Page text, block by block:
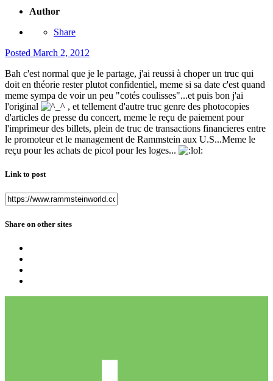
Author
Share
Posted March 2, 2012
Bah c'est normal que je le partage, j'ai reussi à choper un truc qui
doit en théorie rester plutot confidentiel, meme si sa date c'est quand
meme sympa de voir un peu "cotés coulisses"...et puis bon j'ai
l'original
, et tellement d'autre truc genre des photocopies
d'articles de presse du concert, meme le reçu de paiement pour
l'imprimeur des billets, plein de truc de transactions financieres entre
le promoteur et le management de Rammstein aux U.S...Meme le
reçu pour les achats de picol pour les loges...
Link to post
Share on other sites